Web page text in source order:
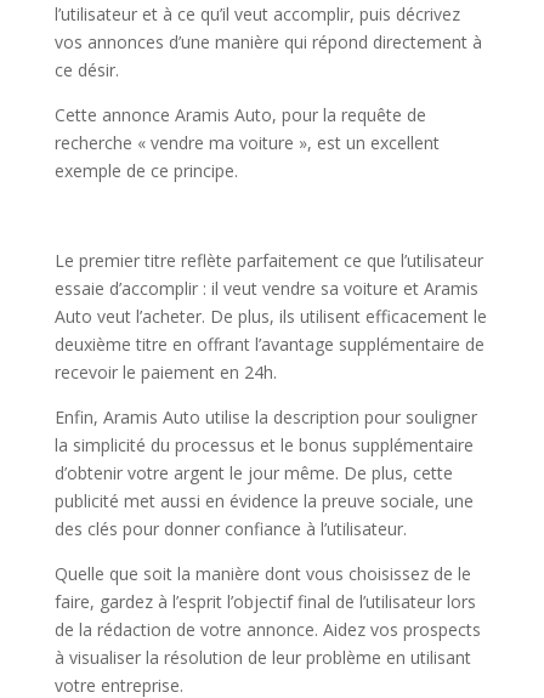
l’utilisateur et à ce qu’il veut accomplir, puis décrivez
vos annonces d’une manière qui répond directement à
ce désir.
Cette annonce Aramis Auto, pour la requête de
recherche « vendre ma voiture », est un excellent
exemple de ce principe.
Le premier titre reflète parfaitement ce que l’utilisateur
essaie d’accomplir : il veut vendre sa voiture et Aramis
Auto veut l’acheter. De plus, ils utilisent efficacement le
deuxième titre en offrant l’avantage supplémentaire de
recevoir le paiement en 24h.
Enfin, Aramis Auto utilise la description pour souligner
la simplicité du processus et le bonus supplémentaire
d’obtenir votre argent le jour même. De plus, cette
publicité met aussi en évidence la preuve sociale, une
des clés pour donner confiance à l’utilisateur.
Quelle que soit la manière dont vous choisissez de le
faire, gardez à l’esprit l’objectif final de l’utilisateur lors
de la rédaction de votre annonce. Aidez vos prospects
à visualiser la résolution de leur problème en utilisant
votre entreprise.